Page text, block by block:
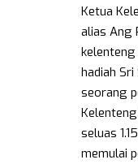
Ketua
alias Ang
hadiah
seorang
seluas
memulai